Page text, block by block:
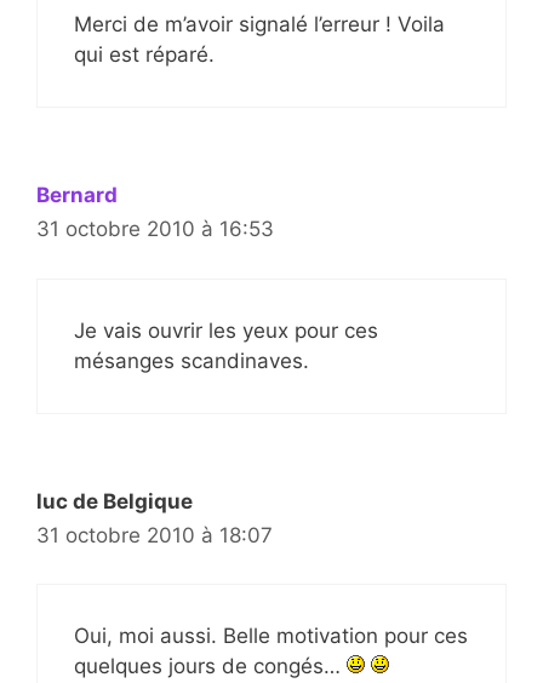
Merci de m’avoir signalé l’erreur ! Voila
qui est réparé.
Bernard
31 octobre 2010 à 16:53
Je vais ouvrir les yeux pour ces
mésanges scandinaves.
luc de Belgique
31 octobre 2010 à 18:07
Oui, moi aussi. Belle motivation pour ces
quelques jours de congés…